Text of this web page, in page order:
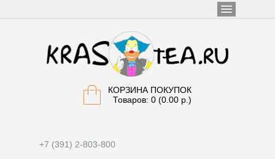
КОРЗИНА ПОКУПОК
Товаров: 0 (0.00 р.)
+7 (391) 2-803-800